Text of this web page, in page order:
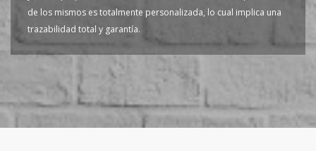
de los mismos es totalmente personalizada, lo cual implica una
trazabilidad total y garantía.